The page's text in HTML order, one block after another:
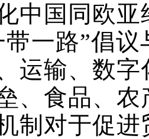
中国同欧
带一路”倡
运输、数
、食品、
制对于促